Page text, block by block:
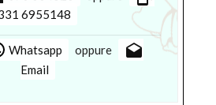
6955148
Whatsapp oppure drafts
Email